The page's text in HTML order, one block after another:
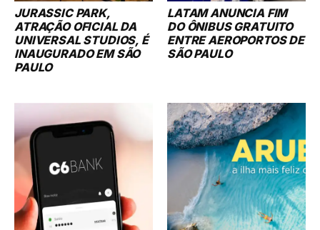
JURASSIC PARK,
ATRAÇÃO OFICIAL DA
UNIVERSAL STUDIOS, É
INAUGURADO EM SÃO
PAULO
LATAM ANUNCIA FIM
DO ÔNIBUS GRATUITO
ENTRE AEROPORTOS DE
SÃO PAULO